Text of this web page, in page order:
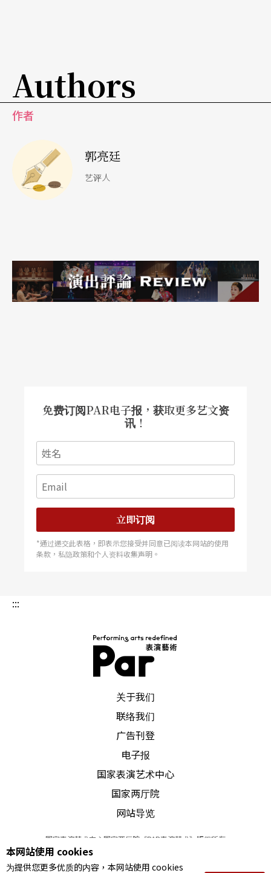
明智的策略；演员演的是赤鬼，结果火红鬼魅的只
有那一身妖僧般的袈裟，他的行为举止都像卡通里
其实，看戏时我也纳闷，问题到底是对赤鬼的诠
释，还是《赤鬼》的剧本？比如大家向往的「海的
被大海冲回家乡岸上，异己被自己消化，海的对面
消失，只剩下笨蛋独坐岸边，感觉吸一口气，海的
Authors
作者
郭亮廷
艺评人
免费订阅PAR电子报，获取更多艺文资
讯！
立即订阅
*通过递交此表格，即表示您接受并同意已阅读本网站的使用
条款，私隐政策和个人资料收集声明。
:::
关于我们
联络我们
广告刊登
电子报
国家表演艺术中心
国家两厅院
网站导览
国家表演艺术中心国家两厅院《PAR表演艺术》版权所有
© 2022Performing arts redefined. All Rights Reserved
统一编号 Tax Id number 00973926
本网站使用 cookies
为提供您更多优质的内容，本网站使用 cookies